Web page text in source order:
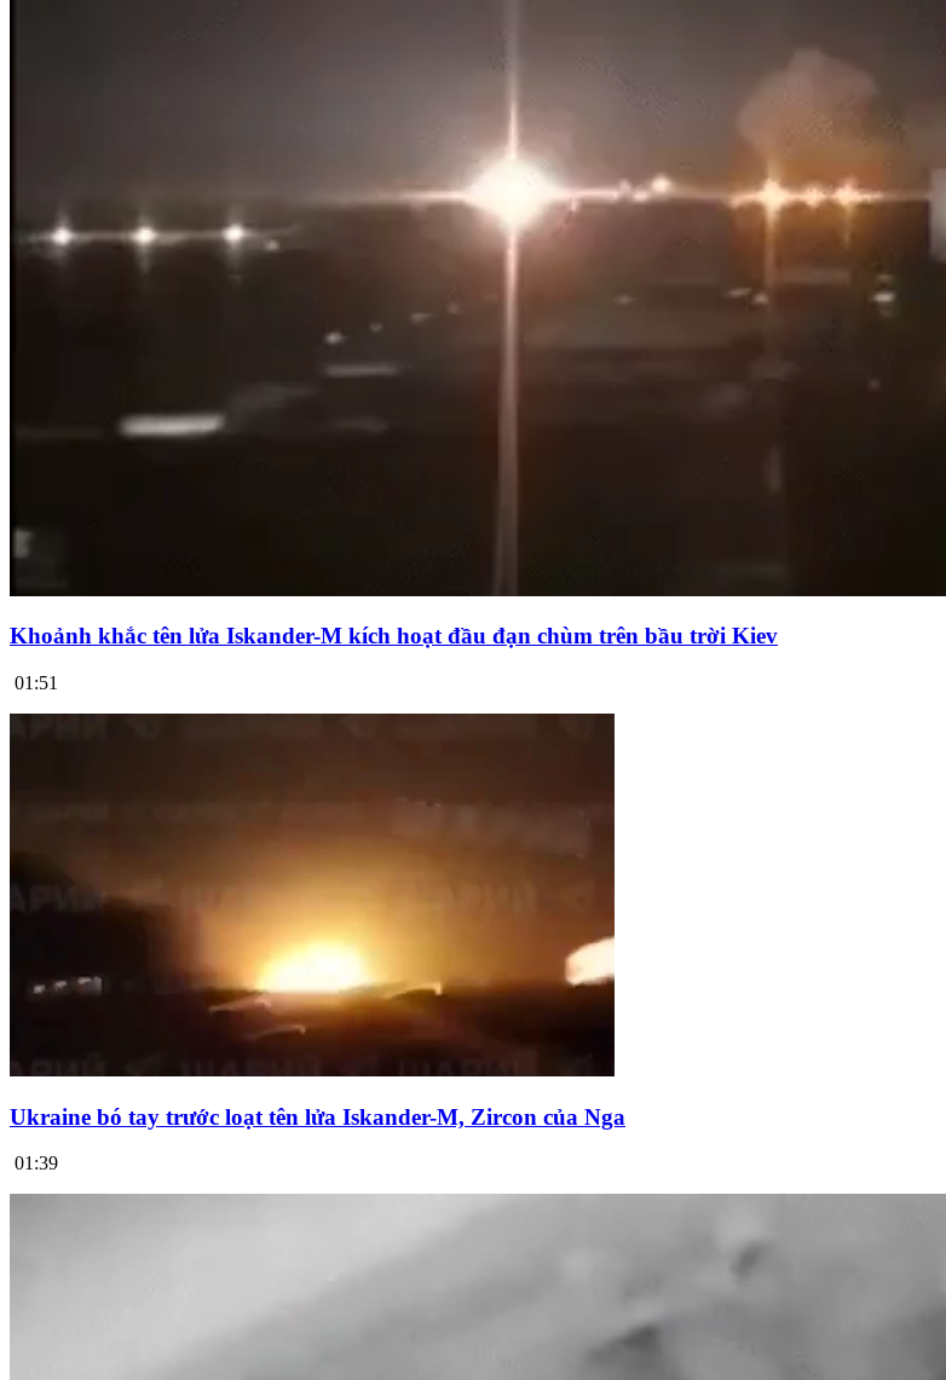
Khoảnh khắc tên lửa Iskander-M kích hoạt đầu đạn chùm trên bầu trời Kiev
01:51
Ukraine bó tay trước loạt tên lửa Iskander-M, Zircon của Nga
01:39